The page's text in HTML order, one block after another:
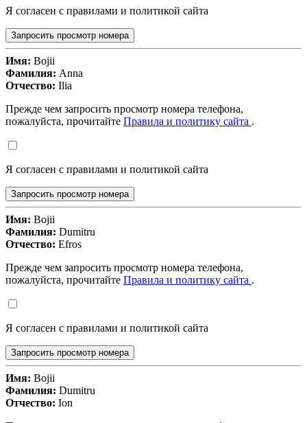
Я согласен с правилами и политикой сайта
Запросить просмотр номера
Имя: Bojii
Фамилия: Anna
Отчество: Ilia
Прежде чем запросить просмотр номера телефона,
пожалуйста, прочитайте Правила и политику сайта .
Я согласен с правилами и политикой сайта
Запросить просмотр номера
Имя: Bojii
Фамилия: Dumitru
Отчество: Efros
Прежде чем запросить просмотр номера телефона,
пожалуйста, прочитайте Правила и политику сайта .
Я согласен с правилами и политикой сайта
Запросить просмотр номера
Имя: Bojii
Фамилия: Dumitru
Отчество: Ion